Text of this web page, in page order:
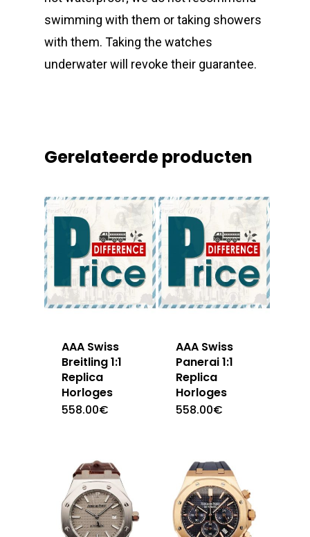
swimming with them or taking showers
with them. Taking the watches
underwater will revoke their guarantee.
Gerelateerde producten
AAA Swiss
Breitling 1:1
Replica
Horloges
558.00€
AAA Swiss
Panerai 1:1
Replica
Horloges
558.00€